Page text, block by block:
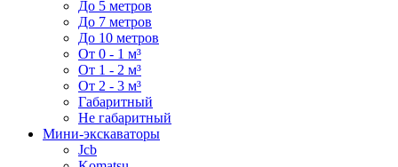
До 5 метров
До 7 метров
До 10 метров
От 0 - 1 м³
От 1 - 2 м³
От 2 - 3 м³
Габаритный
Не габаритный
Мини-экскаваторы
Jcb